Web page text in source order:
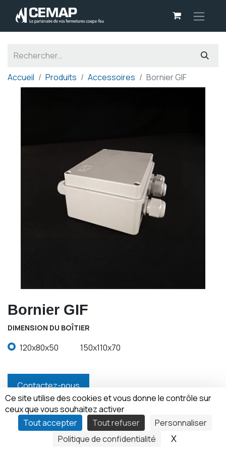
Panneau de gestion des cookies
Ce site utilise des cookies et vous donne le contrôle sur
ceux que vous souhaitez activer
Tout accepter
Tout refuser
Personnaliser
Politique de confidentialité
X
Accueil Produits Accessoires Bornier GIF
Bornier GIF
DIMENSION DU BOÎTIER
120x80x50 150x110x70
Contactez-nous